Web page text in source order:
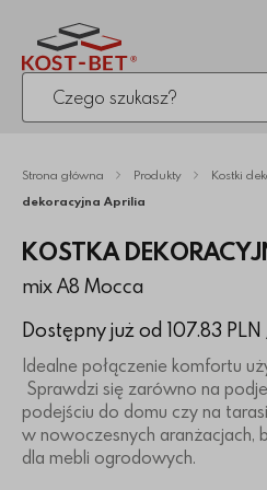
Po kliknięciu przycisku
Strona główna Produkty Kostki
dekoracyjna Aprilia
KOSTKA
mix A8 Mocca
Dostępny już od 107.83 PLN
Idealne połączenie komfortu
Sprawdzi się zarówno na
podejściu do domu czy na
w nowoczesnych aranżacjach,
dla mebli ogrodowych.